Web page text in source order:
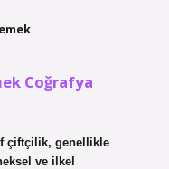
Coğrafya
çiftçilik, genellikle
ve ilkel